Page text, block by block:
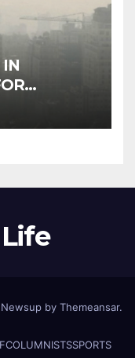
by Themeansar.
COLUMNISTSSPORTS